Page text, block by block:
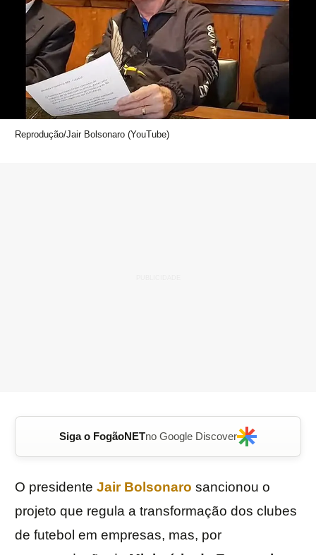
Reprodução/Jair Bolsonaro (YouTube)
Siga o FogãoNETno Google Discover
O presidente Jair Bolsonaro sancionou o
projeto que regula a transformação dos clubes
de futebol em empresas, mas, por